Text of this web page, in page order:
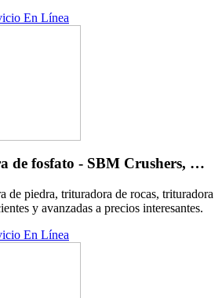
En Línea
de fosfato - SBM Crushers, …
de piedra, trituradora de rocas, trituradora
y avanzadas a precios interesantes.
En Línea